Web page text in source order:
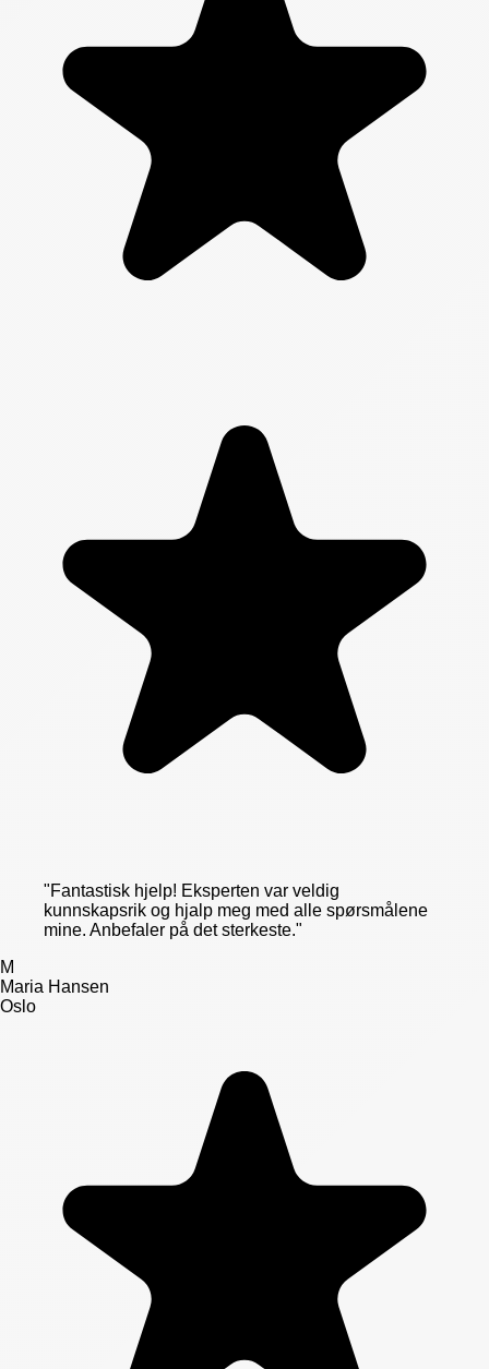
"Fantastisk hjelp! Eksperten var veldig
kunnskapsrik og hjalp meg med alle spørsmålene
mine. Anbefaler på det sterkeste."
M
Maria Hansen
Oslo